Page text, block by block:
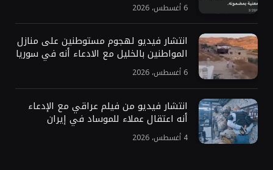
6 أغسطس، 2026
انتشار فيديو لهجوم مستوطنين على منازل
المواطنين بالخليل مع الادعاء أنه في سوريا
6 أغسطس، 2026
انتشار فيديو من فيلم عراقي مع الإدعاء
أنه اعتقال عملاء للموساد في إيران
4 أغسطس، 2026